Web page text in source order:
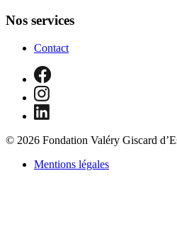
Nos services
Contact
© 2026 Fondation Valéry Giscard
Mentions légales